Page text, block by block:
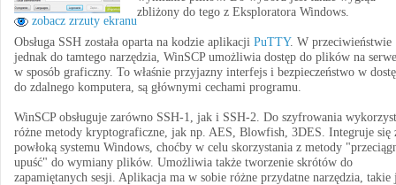
zobacz zrzuty ekranu
zbliżony do tego z Eksploratora Windows.
Obsługa SSH została oparta na kodzie aplikacji PuTTY. W przeciwieństwie
jednak do tamtego narzędzia, WinSCP umożliwia dostęp do plików na
w sposób graficzny. To właśnie przyjazny interfejs i bezpieczeństwo w
do zdalnego komputera, są głównymi cechami programu.
WinSCP obsługuje zarówno SSH-1, jak i SSH-2. Do szyfrowania
różne metody kryptograficzne, jak np. AES, Blowfish, 3DES. Integruje się
powłoką systemu Windows, choćby w celu skorzystania z metody
upuść" do wymiany plików. Umożliwia także tworzenie skrótów do
zapamiętanych sesji. Aplikacja ma w sobie różne przydatne narzędzia, takie